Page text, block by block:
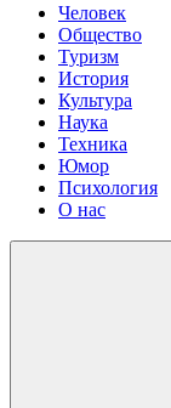
Человек
Общество
Туризм
История
Культура
Наука
Техника
Юмор
Психология
О нас